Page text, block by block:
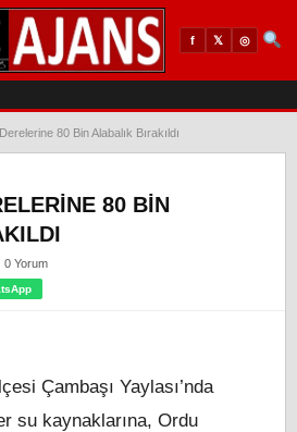
f 𝕏 ◎
80 Bin Alabalık Bırakıldı
80 BIN
0 Yorum
Çambaşı Yaylası’nda
su kaynaklarına, Ordu